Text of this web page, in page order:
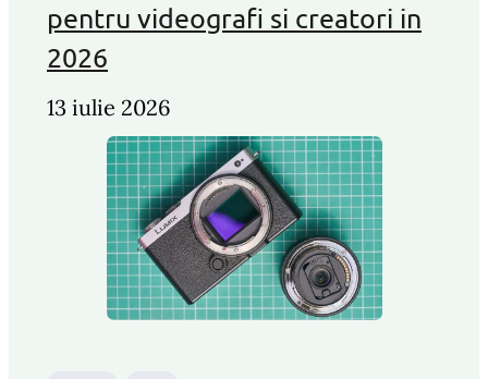
pentru videografi si creatori in
2026
13 iulie 2026